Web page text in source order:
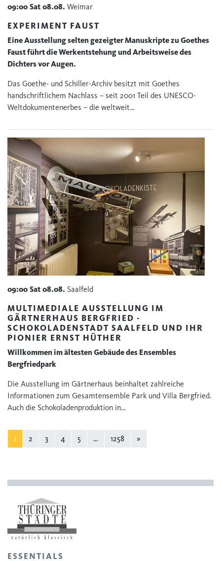
09:00 Sat 08.08. Weimar
EXPERIMENT FAUST
Eine Ausstellung selten gezeigter Manuskripte zu Goethes
Faust führt die Werkentstehung und Arbeitsweise des
Dichters vor Augen.
Das Goethe- und Schiller-Archiv besitzt mit Goethes
handschriftlichem Nachlass – seit 2001 Teil des UNESCO-
Weltdokumentenerbes – die weltweit…
09:00 Sat 08.08. Saalfeld
MULTIMEDIALE AUSSTELLUNG IM
GÄRTNERHAUS BERGFRIED -
SCHOKOLADENSTADT SAALFELD UND IHR
PIONIER ERNST HÜTHER
Willkommen im ältesten Gebäude des Ensembles
Bergfriedpark
Die Ausstellung im Gärtnerhaus beinhaltet zahlreiche
Informationen zum Gesamtensemble Park und Villa Bergfried.
Auch die Schokoladenproduktion in…
1 2 3 4 5 … 1258 »
ESSENTIALS